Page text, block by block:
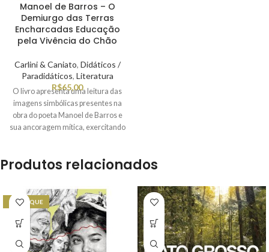
Manoel de Barros – O
Demiurgo das Terras
Encharcadas Educação
pela Vivência do Chão
Carlini & Caniato, Didáticos /
Paradidáticos, Literatura
R$65,00
O livro apresenta uma leitura das
imagens simbólicas presentes na
obra do poeta Manoel de Barros e
sua ancoragem mítica, exercitando
bricolagem teórica, num exercício
Antropologia do Imaginário, do
francês Gilbert Durand, e o
pensamento complexo, de Edgar
Morin. No capítulo final
considerações acerca da
Educação, sugerem algumas
Produtos relacionados
DESTAQUE